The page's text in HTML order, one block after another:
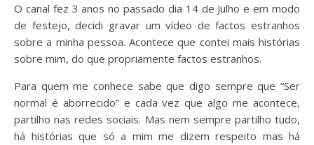
O canal fez 3 anos no passado dia 14 de Julho e em modo
de festejo, decidi gravar um vídeo de factos estranhos
sobre a minha pessoa. Acontece que contei mais histórias
sobre mim, do que propriamente factos estranhos.
Para quem me conhece sabe que digo sempre que “Ser
normal é aborrecido” e cada vez que algo me acontece,
partilho nas redes sociais. Mas nem sempre partilho tudo,
há histórias que só a mim me dizem respeito mas há